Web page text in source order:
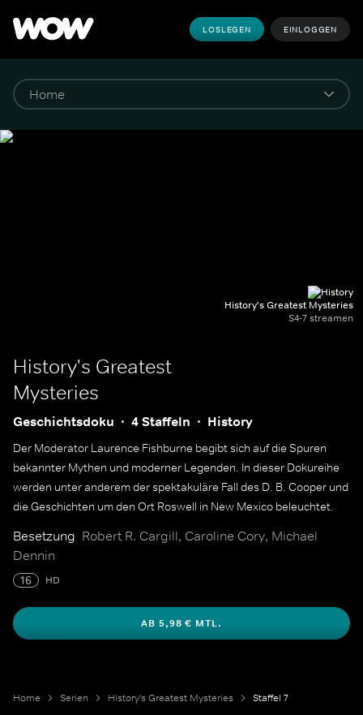
LOSLEGEN EINLOGGEN
History's Greatest Mysteries
S4-7 streamen
History's Greatest
Mysteries
Geschichtsdoku 4 Staffeln History
Der Moderator Laurence Fishburne begibt sich auf die Spuren
bekannter Mythen und moderner Legenden. In dieser Dokureihe
werden unter anderem der spektakuläre Fall des D. B. Cooper und
die Geschichten um den Ort Roswell in New Mexico beleuchtet.
Besetzung Robert R. Cargill, Caroline Cory, Michael
Dennin
16 HD
AB 5,98 € MTL.
Home Serien History's Greatest Mysteries Staffel 7